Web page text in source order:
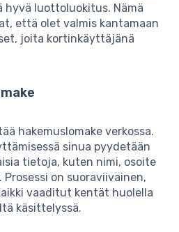
hyvä luottoluokitus. Nämä
että olet valmis kantamaan
joita kortinkäyttäjänä
hakemuslomake verkossa.
sinua pyydetään
tietoja, kuten nimi, osoite
on suoraviivainen,
vaaditut kentät huolella
käsittelyssä.